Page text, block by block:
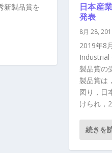
新製品賞を
日本産
発表
8月 28,
2019年8
Industrial
製品賞の
製品賞は
図り，日
けられ，
続きを